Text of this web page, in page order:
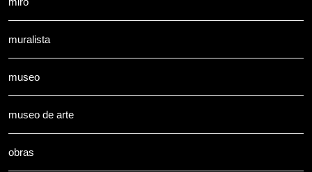
muralista
museo
museo de arte
obras